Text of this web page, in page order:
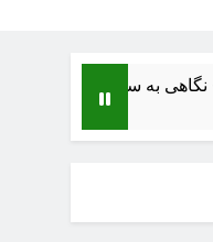
اقتصاد، تحولات و